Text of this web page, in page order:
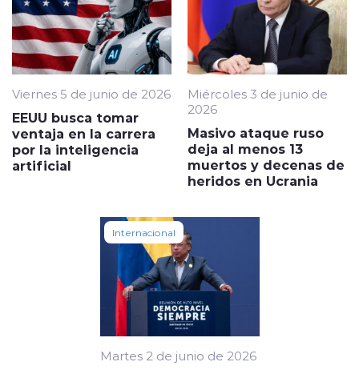
Viernes 5 de junio de 2026
EEUU busca tomar
ventaja en la carrera
por la inteligencia
artificial
Miércoles 3 de junio de
2026
Masivo ataque ruso
deja al menos 13
muertos y decenas de
heridos en Ucrania
Internacional
Martes 2 de junio de 2026